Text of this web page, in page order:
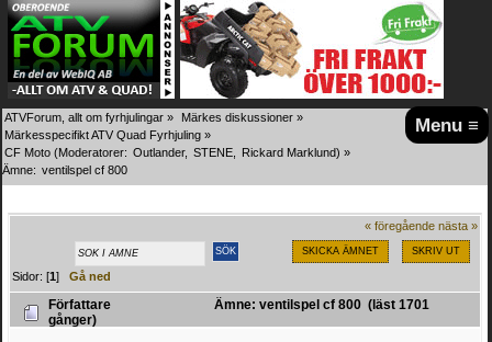
Menu ≡
ATVForum, allt om fyrhjulingar » Märkes diskussioner »
Märkesspecifikt ATV Quad Fyrhjuling »
CF Moto (Moderatorer: Outlander, STENE Rickard Marklund) »
Ämne: ventilspel cf 800
« föregående nästa »
SKICKA ÄMNET SKRIV UT
Sidor: [1]Gå ned
Författare
Ämne: ventilspel cf 800 (läst 1701
gånger)